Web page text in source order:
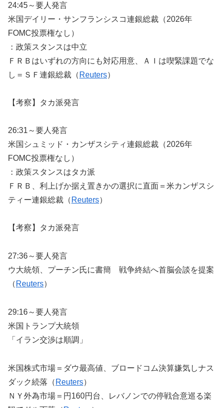
24:45～要人発言
米国デイリー・サンフランシスコ連銀総裁（2026年
FOMC投票権なし）
：政策スタンスは中立
ＦＲＢはいずれの方向にも対応用意、ＡＩは喫緊課題でな
し＝ＳＦ連銀総裁（ Reuters）
【考察】タカ派発言
26:31～要人発言
米国シュミッド・カンザスシティ連銀総裁（2026年
FOMC投票権なし）
：政策スタンスはタカ派
ＦＲＢ、利上げか据え置きかの選択に直面＝米カンザスシ
ティー連銀総裁（ Reuters）
【考察】タカ派発言
27:36～要人発言
ウ大統領、プーチン氏に書簡 戦争終結へ首脳会談を提案
（ Reuters）
29:16～要人発言
米国トランプ大統領
「イラン交渉は順調」
米国株式市場＝ダウ最高値、ブロードコム決算嫌気しナス
ダック続落（ Reuters）
ＮＹ外為市場＝円160円台、レバノンでの停戦合意巡る楽